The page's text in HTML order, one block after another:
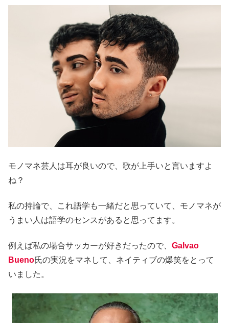
モノマネ芸人は耳が良いので、歌が上手いと言いますよ
ね？
私の持論で、これ語学も一緒だと思っていて、モノマネが
うまい人は語学のセンスがあると思ってます。
例えば私の場合サッカーが好きだったので、 Galvao
Bueno氏の実況をマネして、ネイティブの爆笑をとって
いました。